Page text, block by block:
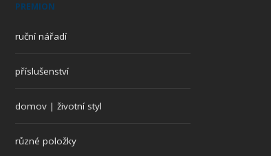
PREMION
ruční nářadí
příslušenství
domov | životní styl
různé položky